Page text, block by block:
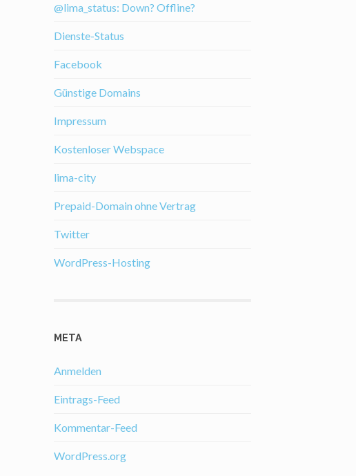
@lima_status: Down? Offline?
Dienste-Status
Facebook
Günstige Domains
Impressum
Kostenloser Webspace
lima-city
Prepaid-Domain ohne Vertrag
Twitter
WordPress-Hosting
META
Anmelden
Eintrags-Feed
Kommentar-Feed
WordPress.org